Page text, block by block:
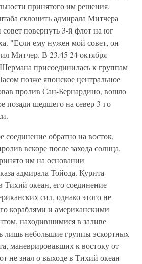
принятого им решения.
склонить адмирала Митчера
повернуть 3-й флот на юг
"Если ему нужен мой совет, он
Митчер. В 23.45 24 октября
присоединилась к группам
позже японское центральное
пролив Сан-Бернардино, вошло
позади шедшего на север 3-го
соединение обратно на восток,
вскоре после захода солнца.
им на основании
адмирала Тойода. Курита
Тихий океан, его соединение
сил, однако этого не
кораблями и американскими
находившимися в заливе
лишь небольшие группы эскортных
маневрировавших к востоку от
не знал о выходе в Тихий океан